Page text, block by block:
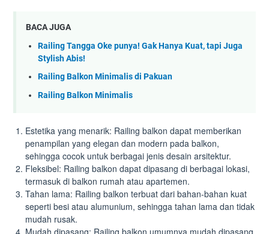
BACA JUGA
Railing Tangga Oke punya! Gak Hanya Kuat, tapi Juga
Stylish Abis!
Railing Balkon Minimalis di Pakuan
Railing Balkon Minimalis
Estetika yang menarik: Railing balkon dapat memberikan
penampilan yang elegan dan modern pada balkon,
sehingga cocok untuk berbagai jenis desain arsitektur.
Fleksibel: Railing balkon dapat dipasang di berbagai lokasi,
termasuk di balkon rumah atau apartemen.
Tahan lama: Railing balkon terbuat dari bahan-bahan kuat
seperti besi atau alumunium, sehingga tahan lama dan tidak
mudah rusak.